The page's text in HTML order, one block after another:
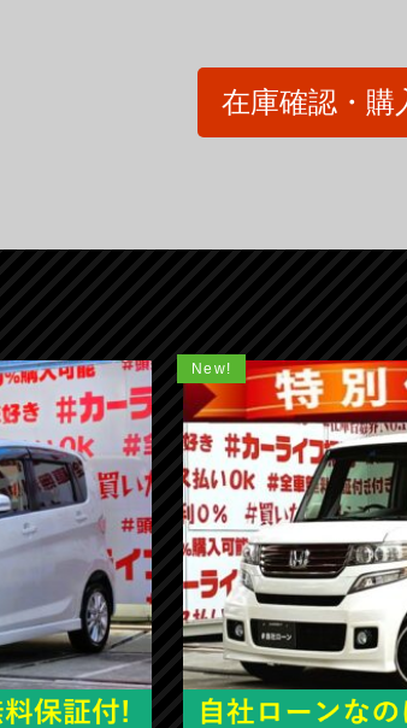
在庫確認・購
New!